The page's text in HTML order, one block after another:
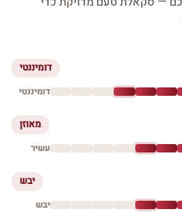
דומיננטי
דומיננטי
מאוזן
עשיר
יבש
יבש